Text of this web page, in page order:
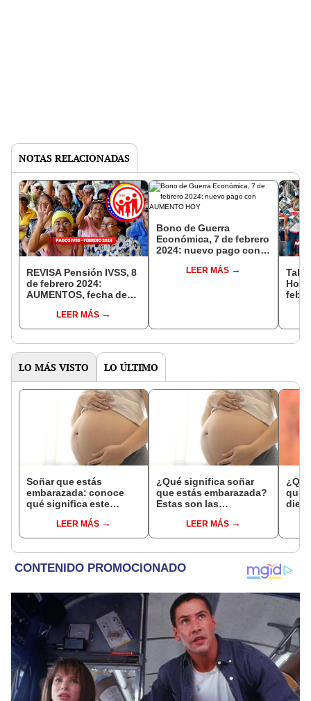
NOTAS RELACIONADAS
REVISA Pensión IVSS, 8
de febrero 2024:
AUMENTOS, fecha de
LEER MÁS
Bono de Guerra
Económica, 7 de febrero
2024: nuevo pago con
LEER MÁS
LO MÁS VISTO LO ÚLTIMO
Soñar que estás
embarazada: conoce
qué significa este
LEER MÁS
¿Qué significa soñar
que estás embarazada?
Estas son las
comunesLEER MÁS
que